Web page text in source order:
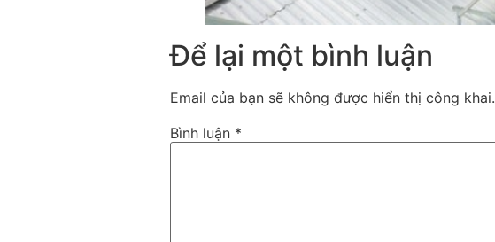
Để lại một bình luận
Email của bạn sẽ không được hiển thị công khai.
Bình luận *